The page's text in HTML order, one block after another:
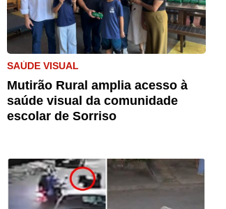
SAÚDE VISUAL
Mutirão Rural amplia acesso à
saúde visual da comunidade
escolar de Sorriso